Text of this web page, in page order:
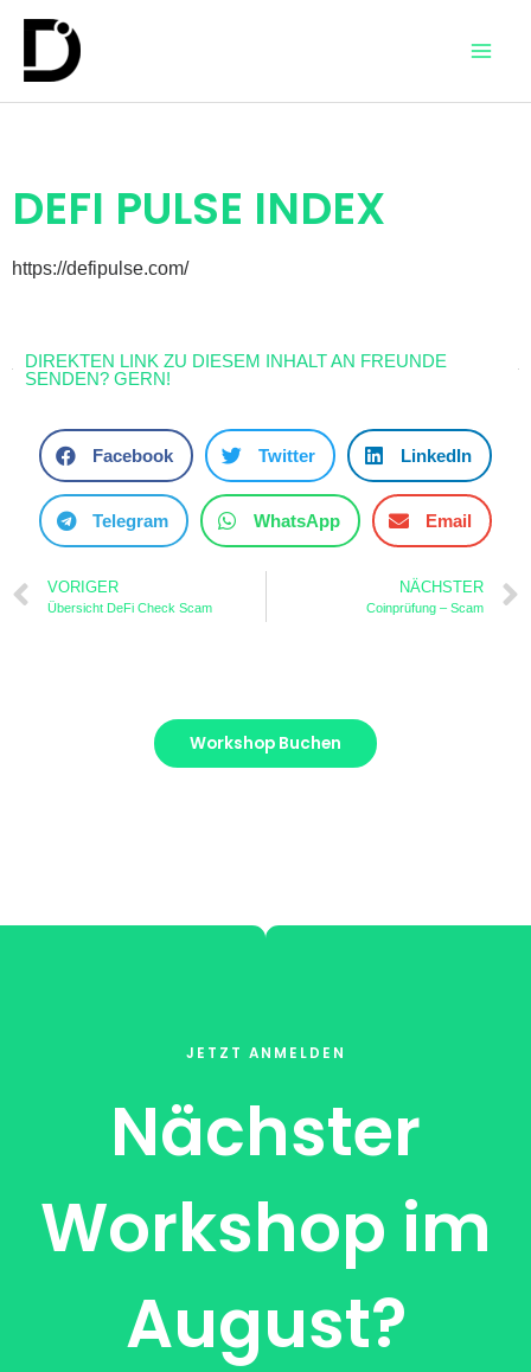
DEFI PULSE INDEX
https://defipulse.com/
DIREKTEN LINK ZU DIESEM INHALT AN FREUNDE
SENDEN? GERN!
Facebook Twitter LinkedIn
Telegram WhatsApp Email
VORIGER
Übersicht DeFi Check Scam
NÄCHSTER
Coinprüfung – Scam
Workshop Buchen
JETZT ANMELDEN
Nächster
Workshop im
August?